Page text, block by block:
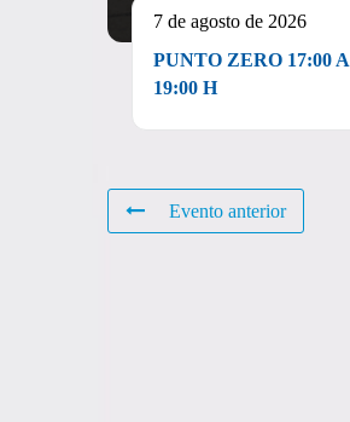
7 de agosto de 2026
PUNTO ZERO 17:00 A
19:00 H
Evento anterior